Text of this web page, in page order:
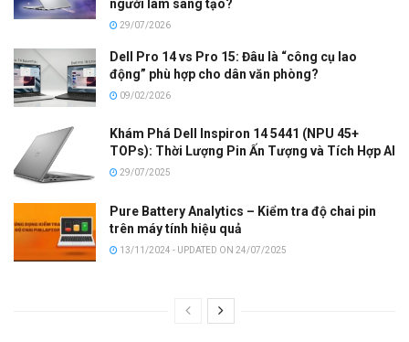
người làm sáng tạo?
29/07/2026
Dell Pro 14 vs Pro 15: Đâu là “công cụ lao
động” phù hợp cho dân văn phòng?
09/02/2026
Khám Phá Dell Inspiron 14 5441 (NPU 45+
TOPs): Thời Lượng Pin Ấn Tượng và Tích Hợp AI
29/07/2025
Pure Battery Analytics – Kiểm tra độ chai pin
trên máy tính hiệu quả
13/11/2024 - UPDATED ON 24/07/2025